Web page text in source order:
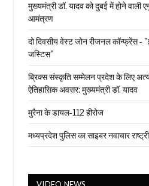
मुख्यमंत्री डॉ. यादव को दुबई में होने वाली
आमंत्रण
दो दिवसीय वेस्ट जोन रीजनल कॉन्फ्रेंस -
जस्टिस"
ब्रिक्स संस्कृति सम्मेलन प्रदेश के लिए
ऐतिहासिक अवसर: मुख्यमंत्री डॉ. यादव
मुरैना के डायल-112 हीरोज
मध्यप्रदेश पुलिस का साइबर नवाचार